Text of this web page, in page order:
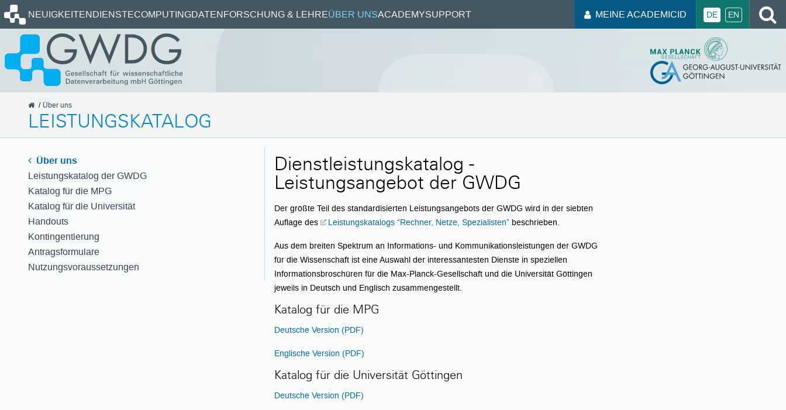
NEUIGKEITENDIENSTECOMPUTINGDATENFORSCHUNG & LEHREÜBER UNSACADEMYSUPPORT MEINE ACADEMICID DE EN
GWDG
Über uns
LEISTUNGSKATALOG
Über uns
Leistungskatalog der GWDG
Katalog für die MPG
Katalog für die Universität
Handouts
Kontingentierung
Antragsformulare
Nutzungsvoraussetzungen
Dienstleistungskatalog -
Leistungsangebot der GWDG
Der größte Teil des standardisierten Leistungsangebots der GWDG wird in der siebten
Auflage des
Leistungskatalogs “Rechner, Netze, Spezialisten” beschrieben.
Aus dem breiten Spektrum an Informations- und Kommunikationsleistungen der GWDG
für die Wissenschaft ist eine Auswahl der interessantesten Dienste in speziellen
Informationsbroschüren für die Max-Planck-Gesellschaft und die Universität Göttingen
jeweils in Deutsch und Englisch zusammengestellt.
Katalog für die MPG
Deutsche Version (PDF)
Englische Version (PDF)
Katalog für die Universität Göttingen
Deutsche Version (PDF)